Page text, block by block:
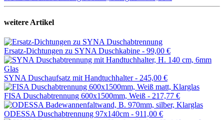
weitere Artikel
Ersatz-Dichtungen zu SYNA Duschkabine - 99,00 €
SYNA Duschaufsatz mit Handtuchhalter - 245,00 €
FISA Duschabtrennung 600x1500mm, Weiß - 217,77 €
ODESSA Duschabtrennung 97x140cm - 911,00 €